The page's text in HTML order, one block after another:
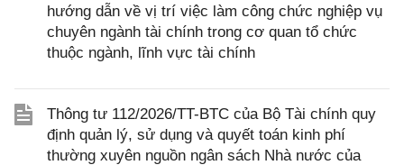
hướng dẫn về vị trí việc làm công chức nghiệp vụ
chuyên ngành tài chính trong cơ quan tổ chức
thuộc ngành, lĩnh vực tài chính
Thông tư 112/2026/TT-BTC của Bộ Tài chính quy
định quản lý, sử dụng và quyết toán kinh phí
thường xuyên nguồn ngân sách Nhà nước của